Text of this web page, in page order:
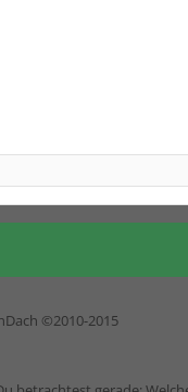
©2010-2015